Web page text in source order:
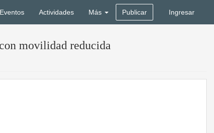
Ingresar
Eventos Actividades Más Publicar
movilidad reducida